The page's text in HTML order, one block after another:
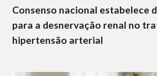
Consenso nacional estabelece
para a desnervação renal no
hipertensão arterial